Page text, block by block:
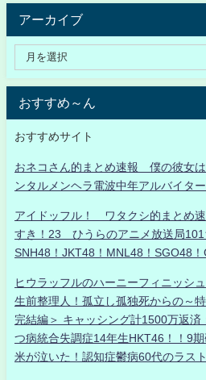
アーカイブ
おすすめ～ん
おすすめサイト
おネコさん的まとめ速報 僕の彼女
ンタルメンヘラ電波中年アルバイタ
アイドッフル！ ワタクシ的まとめ
すき！23 ひうらのアニメ放送局
SNH48！JKT48！MNL48！SGO48
ヒウラッフルのハーニーフィニッシ
生前整理人！孤立し孤独死からの～
完結編＞ キャッシング計1500万返済
つ病統合失調症14年生HKT46！！9
米が泣いた！認知症鬱病60代のラス